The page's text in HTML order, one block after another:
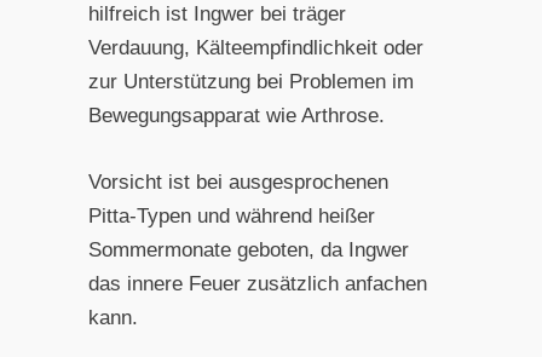
hilfreich ist Ingwer bei träger
Verdauung, Kälteempfindlichkeit oder
zur Unterstützung bei Problemen im
Bewegungsapparat wie Arthrose.
Vorsicht ist bei ausgesprochenen
Pitta-Typen und während heißer
Sommermonate geboten, da Ingwer
das innere Feuer zusätzlich anfachen
kann.